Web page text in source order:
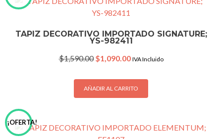
TAPIZ DECORATIVO IMPORTADO SIGNATURE;
YS-982411
$1,590.00 Original
was:
$1,590.00.
$1,090.00Current
is:
$1,090.00.
IVA Incluido
AÑADIR AL CARRITO
¡OFERTA!